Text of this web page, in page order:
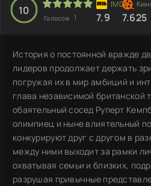
10
Голосов: 1 7.9 7.625
История о постоянной вражде
лидеров продолжает держать
погружая их в мир амбиций и
глава независимой британской
обаятельный сосед Руперт
олимпиец и ныне влиятельный
конкурируют друг с другом в
между ними выходит за рамки
охватывая семьи и близких,
разрушая привычные